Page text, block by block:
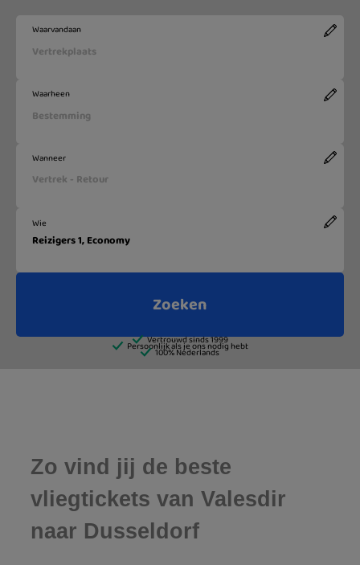
Zo vind jij de beste
vliegtickets van Valesdir
naar Dusseldorf